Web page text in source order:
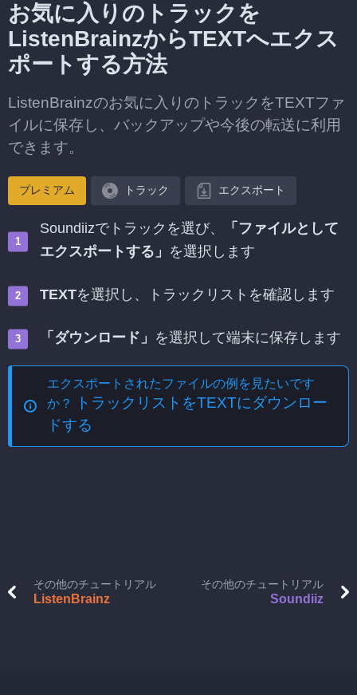
お気に入りのトラックを
ListenBrainzからTEXTへエクス
ポートする方法
ListenBrainzのお気に入りのトラックをTEXTファ
イルに保存し、バックアップや今後の転送に利用
できます。
プレミアム トラック エクスポート
Soundiizでトラックを選び、
「ファイルとして
エクスポートする」 を選択します
TEXTを選択し、トラックリストを確認します
「ダウンロード」 を選択して端末に保存します
エクスポートされたファイルの例を見たいです
か？
トラックリストをTEXTにダウンロー
ドする
その他のチュートリアル
ListenBrainz
その他のチュートリアル
Soundiiz